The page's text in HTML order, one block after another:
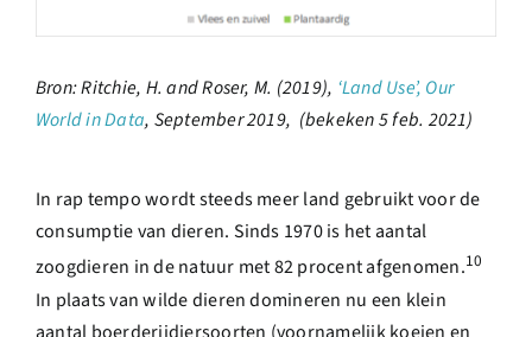
Bron: Ritchie, H. and Roser, M. (2019), ‘Land Use’, Our
World in Data, September 2019, (bekeken 5 feb. 2021)
In rap tempo wordt steeds meer land gebruikt voor de
consumptie van dieren. Sinds 1970 is het aantal
zoogdieren in de natuur met 82 procent afgenomen.10
In plaats van wilde dieren domineren nu een klein
aantal boerderijdiersoorten (voornamelijk koeien en